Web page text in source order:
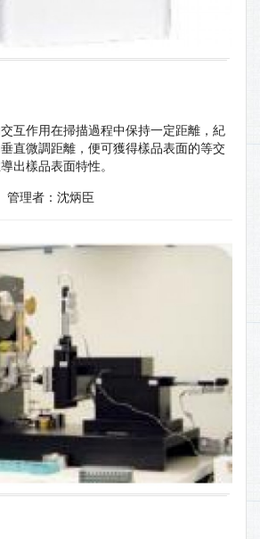
互作用在掃描過程中保持一定距離，紀
直微調距離，便可獲得樣品表面的等交
出樣品表面特性。
管理者：沈炳臣